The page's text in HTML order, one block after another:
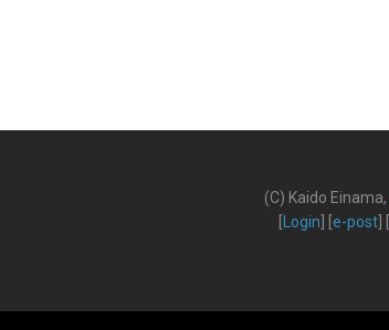
(C) Kaido Einama,
Login e-post] [